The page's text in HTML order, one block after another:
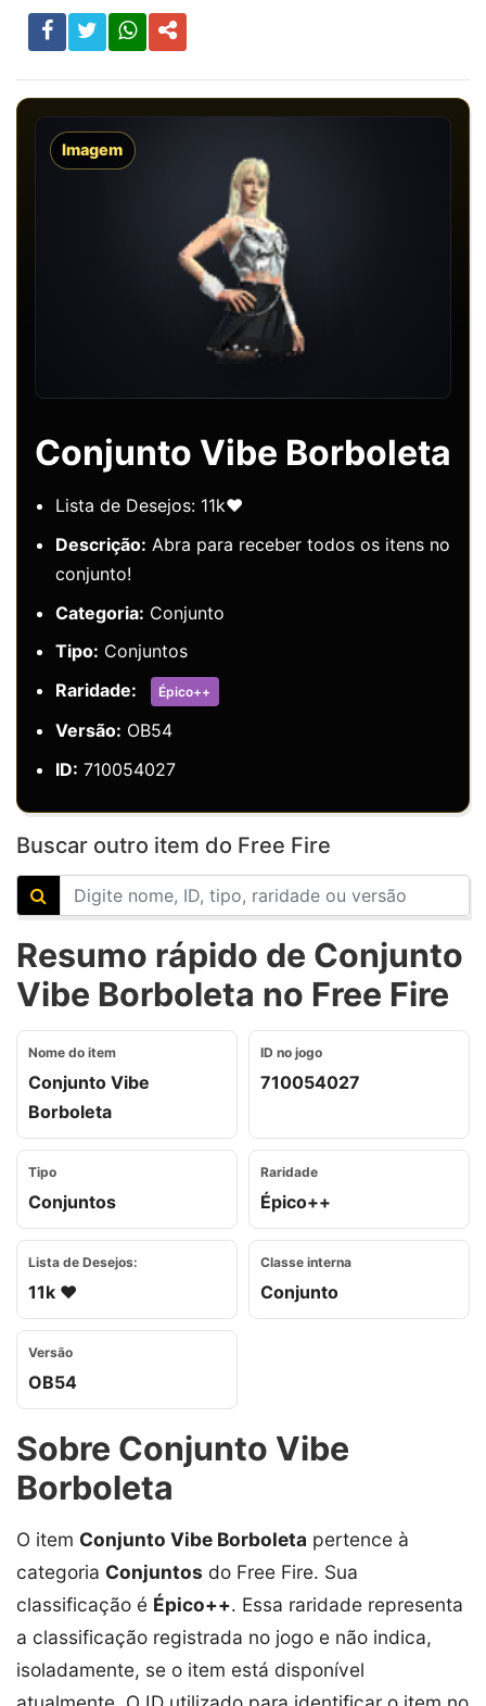
Imagem
Conjunto Vibe Borboleta
Lista de Desejos: 11k❤️
Descrição: Abra para receber todos os itens no
conjunto!
Categoria: Conjunto
Tipo: Conjuntos
Raridade:
Épico++
Versão: OB54
ID: 710054027
Buscar outro item do Free Fire
Resumo rápido de Conjunto
Vibe Borboleta no Free Fire
Nome do item
Conjunto Vibe
Borboleta
ID no jogo
710054027
Tipo
Conjuntos
Raridade
Épico++
Lista de Desejos:
11k ❤️
Classe interna
Conjunto
Versão
OB54
Sobre Conjunto Vibe
Borboleta
O item Conjunto Vibe Borboleta pertence à
categoria Conjuntos do Free Fire. Sua
classificação é Épico++. Essa raridade representa
a classificação registrada no jogo e não indica,
isoladamente, se o item está disponível